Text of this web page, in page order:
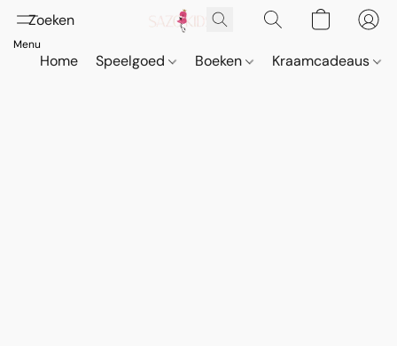
Home Speelgoed Boeken Kraamcadeaus